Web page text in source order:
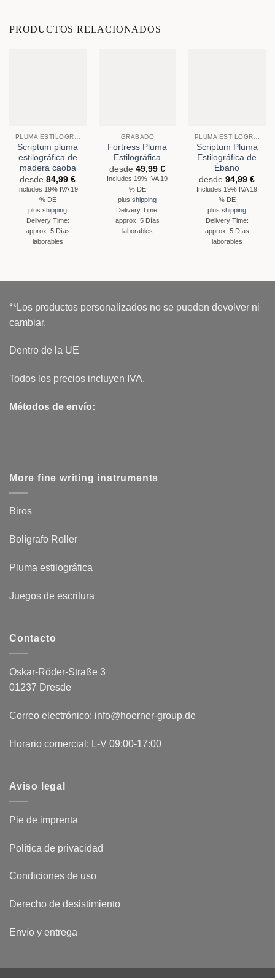
PRODUCTOS RELACIONADOS
Scriptum pluma
estilográfica de
madera caoba
desde84,99€
Includes 19% IVA 19
% DE
plusshipping
Delivery Time:
approx. 5 Días
laborables
GRABADO
Fortress Pluma
Estilográfica
desde49,99€
Includes 19% IVA 19
% DE
plusshipping
Delivery Time:
approx. 5 Días
laborables
Scriptum Pluma
Estilográfica de
Ébano
desde94,99€
Includes 19% IVA 19
% DE
plusshipping
Delivery Time:
approx. 5 Días
laborables
**Los productos personalizados no se pueden devolver ni
cambiar.
Dentro de la UE
Todos los precios incluyen IVA.
Métodos de envío:
More fine writing instruments
Biros
Bolígrafo Roller
Pluma estilográfica
Juegos de escritura
Contacto
Oskar-Röder-Straße 3
01237 Dresde
Correo electrónico: info@hoerner-group.de
Horario comercial: L-V 09:00-17:00
Aviso legal
Pie de imprenta
Política de privacidad
Condiciones de uso
Derecho de desistimiento
Envío y entrega